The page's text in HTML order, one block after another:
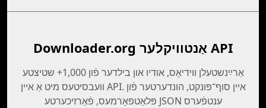
Downloader.org אַנטוויקלער API
אַרײַנשטעלן װידיאָס, אודיו און בילדער פֿון 1,000+ שטיצטע
וועבסיטעס מיט אַ איין API. איין סוף־פּונקט, הונדערטער פֿון
פּלאַטפאָרמעס, פֿאַרזיכערטע JSON ענטפֿערס